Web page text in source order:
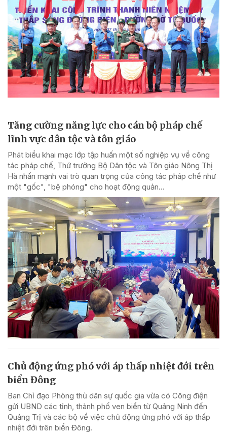
Tăng cường năng lực cho cán bộ pháp chế
lĩnh vực dân tộc và tôn giáo
Phát biểu khai mạc lớp tập huấn một số nghiệp vụ về công
tác pháp chế, Thứ trưởng Bộ Dân tộc và Tôn giáo Nông Thị
Hà nhấn mạnh vai trò quan trọng của công tác pháp chế như
một "gốc", "bệ phóng" cho hoạt động quản...
Chủ động ứng phó với áp thấp nhiệt đới trên
biển Đông
Ban Chỉ đạo Phòng thủ dân sự quốc gia vừa có Công điện
gửi UBND các tỉnh, thành phố ven biển từ Quảng Ninh đến
Quảng Trị và các bộ về việc chủ động ứng phó với áp thấp
nhiệt đới trên biển Đông.